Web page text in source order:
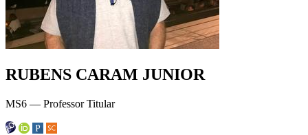
RUBENS CARAM JUNIOR
MS6 — Professor Titular